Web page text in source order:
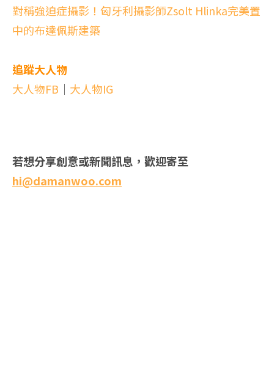
對稱強迫症攝影！匈牙利攝影師Zsolt Hlinka完美置
中的布達佩斯建築
追蹤大人物
大人物FB ｜ 大人物IG
若想分享創意或新聞訊息，歡迎寄至
hi@damanwoo.com